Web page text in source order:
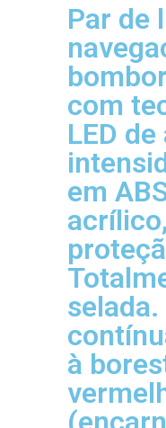
Par de
com
LED
em
selada.
à